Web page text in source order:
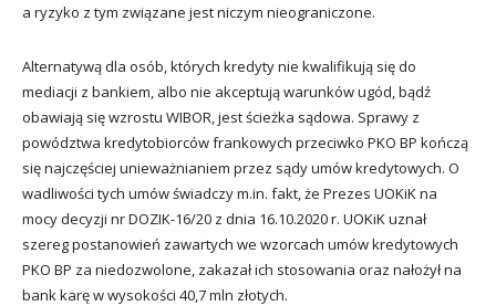
a ryzyko z tym związane jest niczym nieograniczone.
Alternatywą dla osób, których kredyty nie kwalifikują się do
mediacji z bankiem, albo nie akceptują warunków ugód, bądź
obawiają się wzrostu WIBOR, jest ścieżka sądowa. Sprawy z
powództwa kredytobiorców frankowych przeciwko PKO BP kończą
się najczęściej unieważnianiem przez sądy umów kredytowych. O
wadliwości tych umów świadczy m.in. fakt, że Prezes UOKiK na
mocy decyzji nr DOZIK-16/20 z dnia 16.10.2020 r. UOKiK uznał
szereg postanowień zawartych we wzorcach umów kredytowych
PKO BP za niedozwolone, zakazał ich stosowania oraz nałożył na
bank karę w wysokości 40,7 mln złotych.